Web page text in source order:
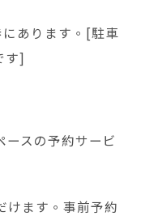
あります。[駐車
す]
ースの予約サービ
けます。事前予約